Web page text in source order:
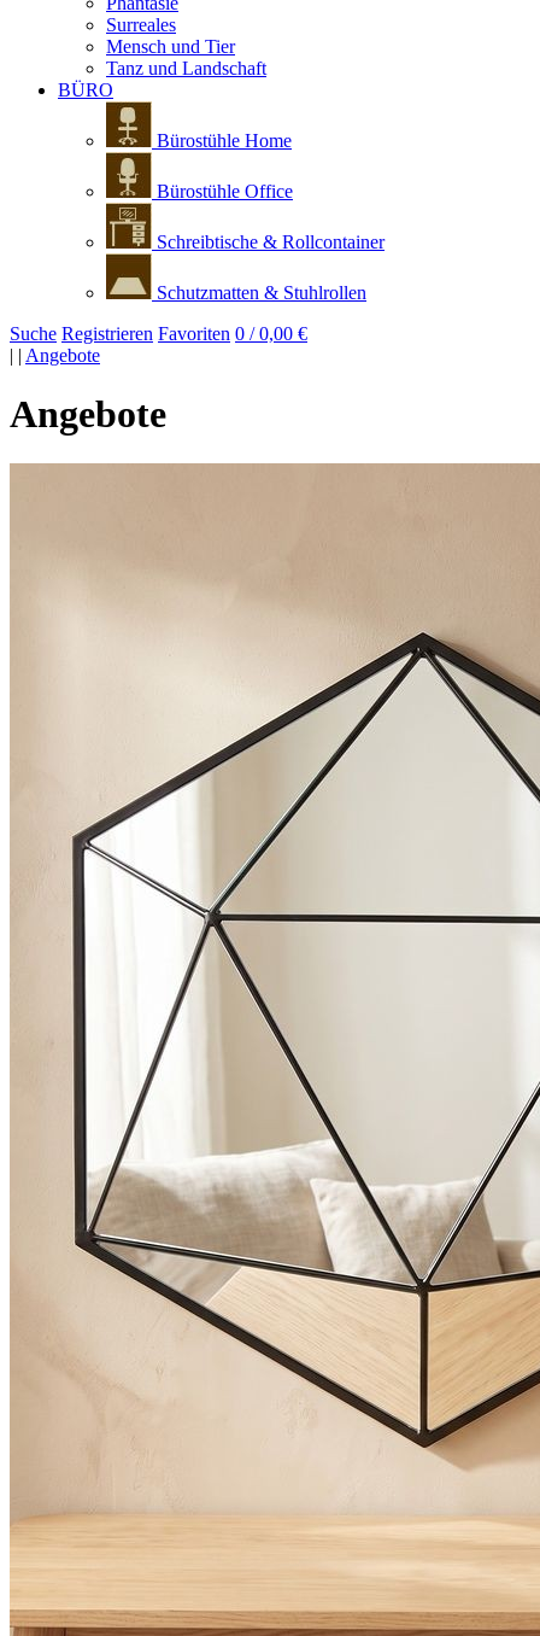
Surreales
Mensch und Tier
Tanz und Landschaft
BÜRO
Bürostühle Home
Bürostühle Office
Schreibtische & Rollcontainer
Schutzmatten & Stuhlrollen
Suche Registrieren Favoriten 0 / 0,00 €
| | Angebote
Angebote